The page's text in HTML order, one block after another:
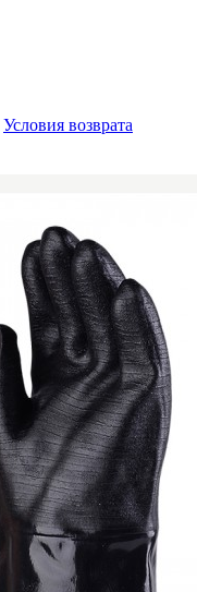
Условия возврата